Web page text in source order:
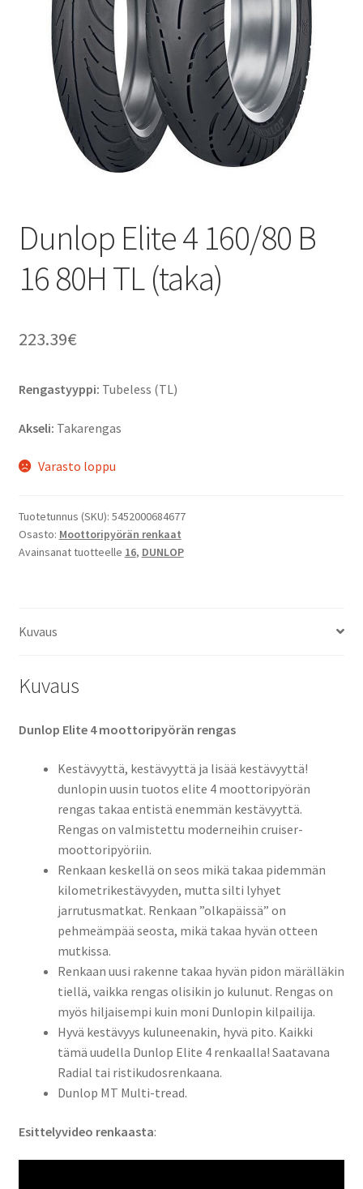
Dunlop Elite 4 160/80 B
16 80H TL (taka)
223.39€
Rengastyyppi: Tubeless (TL)
Akseli: Takarengas
Varasto loppu
Tuotetunnus (SKU): 5452000684677
Osasto: Moottoripyörän renkaat
Avainsanat tuotteelle 16, DUNLOP
Kuvaus
Kuvaus
Dunlop Elite 4 moottoripyörän rengas
Kestävyyttä, kestävyyttä ja lisää kestävyyttä!
dunlopin uusin tuotos elite 4 moottoripyörän
rengas takaa entistä enemmän kestävyyttä.
Rengas on valmistettu moderneihin cruiser-
moottoripyöriin.
Renkaan keskellä on seos mikä takaa pidemmän
kilometrikestävyyden, mutta silti lyhyet
jarrutusmatkat. Renkaan ”olkapäissä” on
pehmeämpää seosta, mikä takaa hyvän otteen
mutkissa.
Renkaan uusi rakenne takaa hyvän pidon märälläkin
tiellä, vaikka rengas olisikin jo kulunut. Rengas on
myös hiljaisempi kuin moni Dunlopin kilpailija.
Hyvä kestävyys kuluneenakin, hyvä pito. Kaikki
tämä uudella Dunlop Elite 4 renkaalla! Saatavana
Radial tai ristikudosrenkaana.
Dunlop MT Multi-tread.
Esittelyvideo renkaasta: